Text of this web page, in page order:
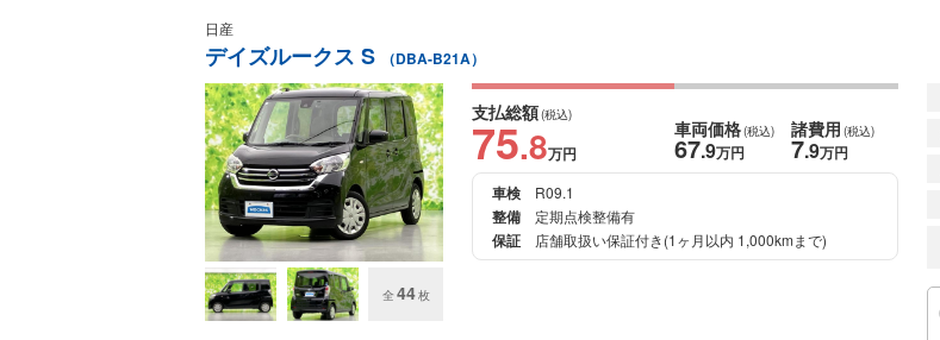
日産
デイズルークス S （DBA-B21A）
全 44枚
支払総額(税込)
75.8万円
車両価格(税込)
67.9万円
諸費用 (税込)
7.9万円
車検
R09.1
整備 定期点検整備有
保証 店舗取扱い保証付き(1ヶ月以内 1,000kmまで)